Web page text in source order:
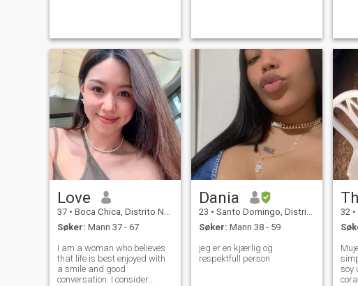
Love
37 • Boca Chica, Distrito Nacional, Den Dominikanske Rep.
Søker: Mann 37 - 67
I am a woman who believes
that life is best enjoyed with
a smile and good
conversation. I consider
Dania
23 • Santo Domingo, Distrito Nacional, Den Dominikanske Rep.
Søker: Mann 38 - 59
jeg er en kjærlig og
respektfull person
32 •
soy